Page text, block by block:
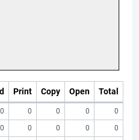
Print Copy Open Total
0 0 0 0
0
0 0 0 0 0